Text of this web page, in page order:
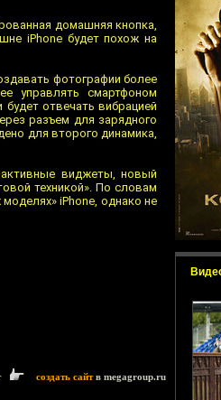
домашняя кнопка,
iPhone будет похож на
фотографии более
управлять смартфоном
отвечать вибрацией
разъем для зарядного
для второго динамика,
виджеты, новый
техникой». По словам
iPhone, однако не
создать сайтв megagroup.ru